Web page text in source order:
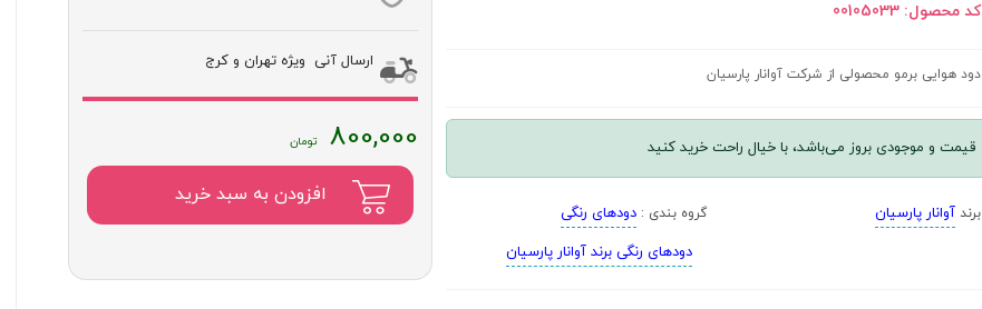
کد محصول:00105033
دود هوایی برمو محصولی از شرکت آوانار پارسیان
قیمت و موجودی بروز می‌باشد، با خیال راحت خرید کنید
برندآوانار پارسیان گروه بندی :دودهای رنگی
دودهای رنگی برند آوانار پارسیان
ارسال آنی ویژه تهران و کرج
800,000
افزودن به سبد خرید